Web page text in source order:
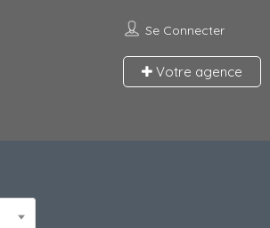
Se Connecter
Votre agence